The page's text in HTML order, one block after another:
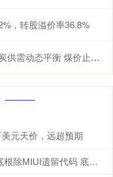
，转股溢价率36.8%
态平衡 煤价止跌曙光初现
元天价，远超预期
盈富优配 小米澎湃OS 4八月见：彻底根除MIUI遗留代码 底层焕然一新